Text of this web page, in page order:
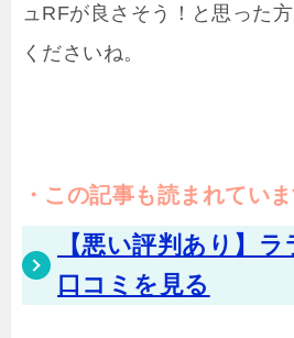
ュRFが良さそう！と思った
くださいね。
この記事も読まれてい
【悪い評判あり】
口コミを見る